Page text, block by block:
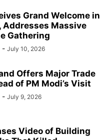
Grand Welcome in
Addresses Massive
Gathering
- July 10, 2026
Offers Major Trade
of PM Modi’s Visit
- July 9, 2026
Video of Building